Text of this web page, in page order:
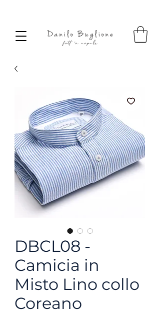
DBCL08 -
Camicia in
Misto Lino collo
Coreano